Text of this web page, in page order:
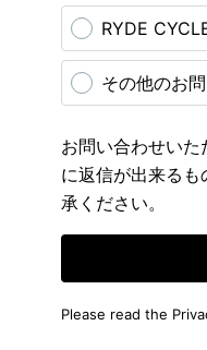
RYDE
その他のお
お問い合わせい
に返信が出来る
承ください。
Please read the